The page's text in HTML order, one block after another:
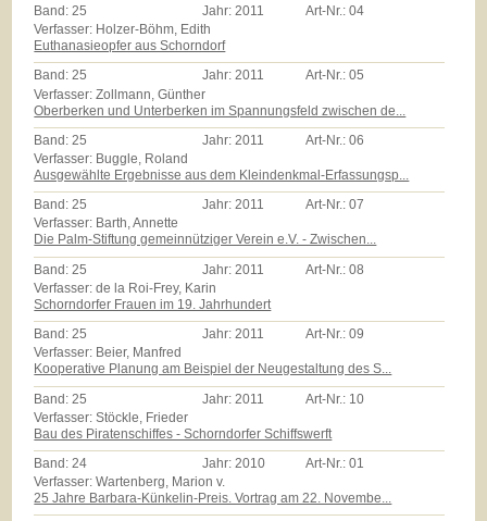
Band:25 Jahr:2011 Art-Nr.:04
Verfasser: Holzer-Böhm, Edith
Euthanasieopfer aus Schorndorf
Band:25 Jahr:2011 Art-Nr.:05
Verfasser: Zollmann, Günther
Oberberken und Unterberken im Spannungsfeld zwischen de...
Band: 25 Jahr: 2011 Art-Nr.:06
Verfasser: Buggle, Roland
Ausgewählte Ergebnisse aus dem Kleindenkmal-Erfassungsp...
Band:25 Jahr:2011 Art-Nr.:07
Verfasser: Barth, Annette
Die Palm-Stiftung gemeinnütziger Verein e.V. - Zwischen...
Band: 25 Jahr: 2011 Art-Nr.:08
Verfasser: de la Roi-Frey, Karin
Schorndorfer Frauen im 19. Jahrhundert
Band:25 Jahr:2011 Art-Nr.:09
Verfasser: Beier, Manfred
Kooperative Planung am Beispiel der Neugestaltung des S...
Band: 25 Jahr: 2011 Art-Nr.: 10
Verfasser: Stöckle, Frieder
Bau des Piratenschiffes - Schorndorfer Schiffswerft
Band:24 Jahr:2010 Art-Nr.:01
Verfasser: Wartenberg, Marion v.
25 Jahre Barbara-Künkelin-Preis. Vortrag am 22. Novembe...